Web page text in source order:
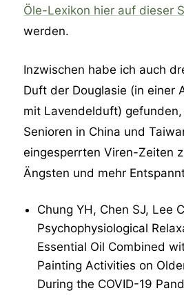
Öle-Lexikon hier auf dieser
werden.
Inzwischen habe ich auch
Duft der Douglasie (in einer
mit Lavendelduft)
Senioren in China und
eingesperrten Viren-Zeiten
Ängsten und mehr
Chung YH, Chen SJ, Lee
Psychophysiological
Essential Oil Combined
Painting Activities on
During the COVID-19